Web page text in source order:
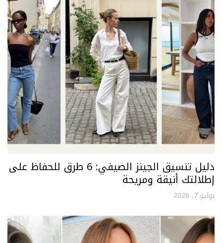
دليل تنسيق الجينز الصيفي: 6 طرق للحفاظ على
إطلالتك أنيقة ومريحة
يوليو 7, 2026